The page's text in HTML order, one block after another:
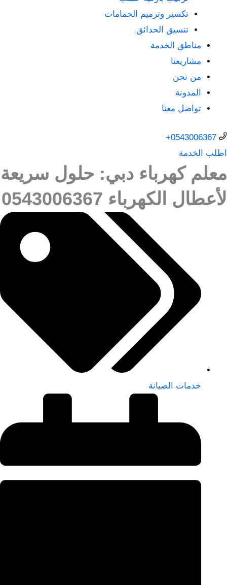
تكسير وترميم الحمامات
تنسيق الحدائق
مناطق الخدمة
مشاريعنا
من نحن
المدونة
تواصل معنا
0543006367+
اطلب الخدمة
معلم كهرباء دبي: حلول سريعة
لأعطال الكهرباء 0543006367
خدمات الصيانة